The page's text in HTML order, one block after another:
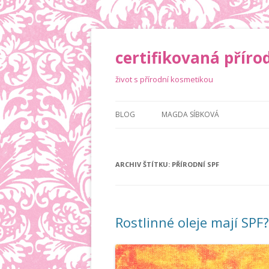
certifikovaná
život s přírodní kosmetikou
BLOG MAGDA SÍBKOVÁ
ARCHIV ŠTÍTKU: PŘÍRODNÍ SPF
Rostlinné oleje mají SPF?